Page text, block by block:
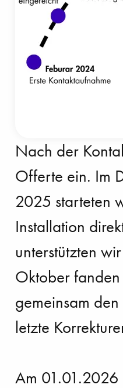
Nach der
Offerte ein. Im
2025 starteten
Installation
unterstützten
Oktober
gemeinsam
letzte
Am 01.01.2026